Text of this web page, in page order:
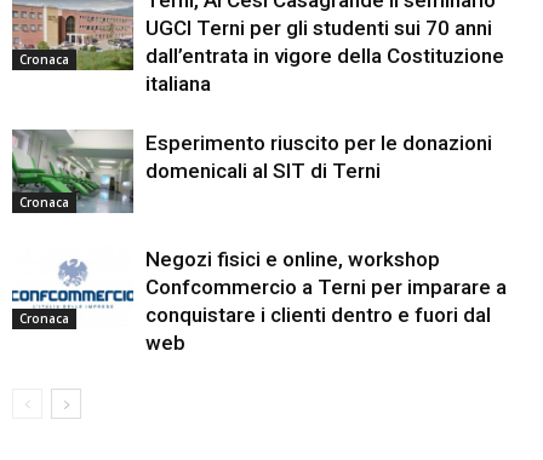
Cronaca
UGCI Terni per gli studenti sui 70 anni
dall’entrata in vigore della Costituzione
italiana
Cronaca
Esperimento riuscito per le donazioni
domenicali al SIT di Terni
Cronaca
Negozi fisici e online, workshop
Confcommercio a Terni per imparare a
conquistare i clienti dentro e fuori dal
web